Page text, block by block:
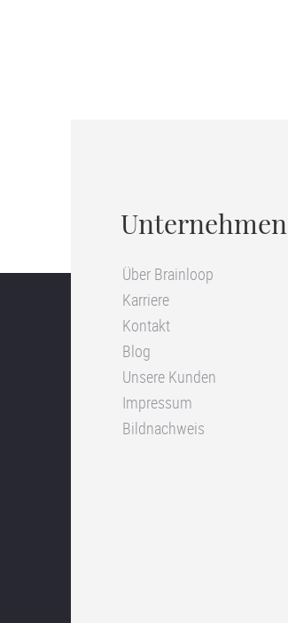
Unternehmen
Über Brainloop
Karriere
Kontakt
Blog
Unsere Kunden
Impressum
Bildnachweis